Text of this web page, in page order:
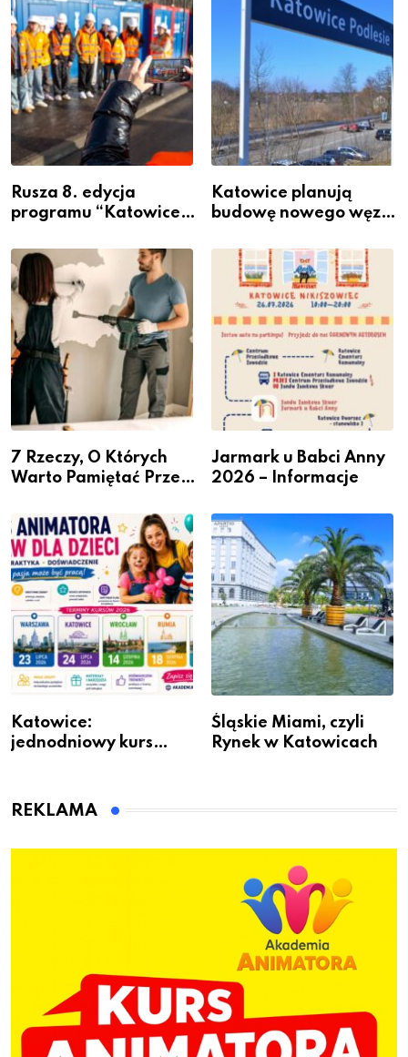
Rusza 8. edycja
programu “Katowice
– nabór dla
przedsiębiorców
Katowice planują
budowę nowego węzła
Podlesiu
7 Rzeczy, O Których
Warto Pamiętać Przed
Jarmark u Babci Anny
2026 – Informacje
Katowice:
jednodniowy kurs
dzieci
Śląskie Miami, czyli
Rynek w Katowicach
REKLAMA